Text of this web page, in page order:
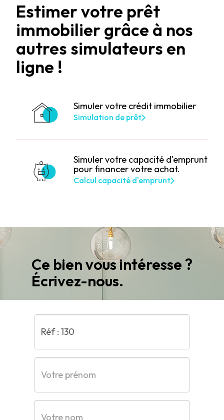
Estimer votre prêt
immobilier grâce à nos
autres simulateurs en
ligne !
Simuler votre crédit immobilier
Simulation de prêt
Simuler votre capacité d'emprunt
pour financer votre achat.
Calcul capacité d'emprunt
Ce bien vous intéresse ?
Écrivez-nous.